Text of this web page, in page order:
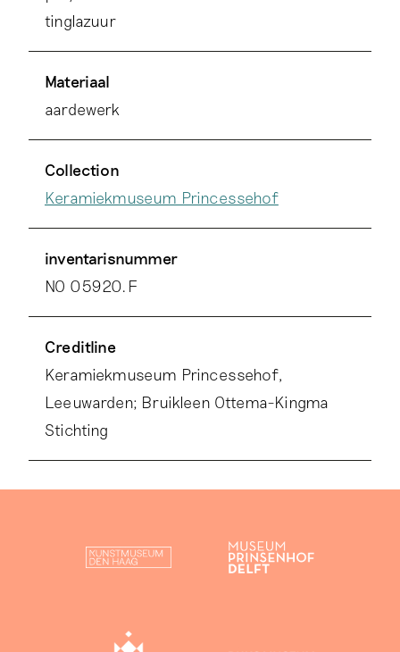
tinglazuur
Materiaal
aardewerk
Collection
Keramiekmuseum Princessehof
inventarisnummer
NO 05920.F
Creditline
Keramiekmuseum Princessehof,
Leeuwarden; Bruikleen Ottema-Kingma
Stichting